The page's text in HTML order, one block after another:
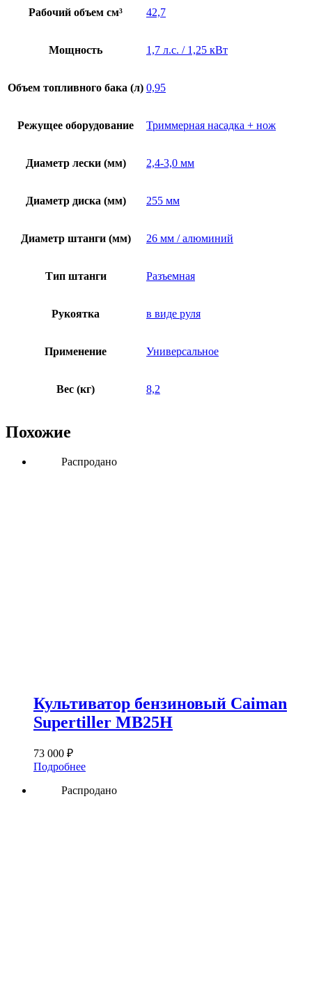
Рабочий объем см³ 42,7
Мощность 1,7 л.с. / 1,25 кВт
Объем топливного бака (л) 0,95
Режущее оборудование Триммерная насадка + нож
Диаметр лески (мм) 2,4-3,0 мм
Диаметр диска (мм) 255 мм
Диаметр штанги (мм) 26 мм / алюминий
Тип штанги Разъемная
Рукоятка в виде руля
Применение Универсальное
Вес (кг) 8,2
Похожие
Распродано
Культиватор бензиновый Caiman
Supertiller MB25H
73 000 ₽
Подробнее
Распродано